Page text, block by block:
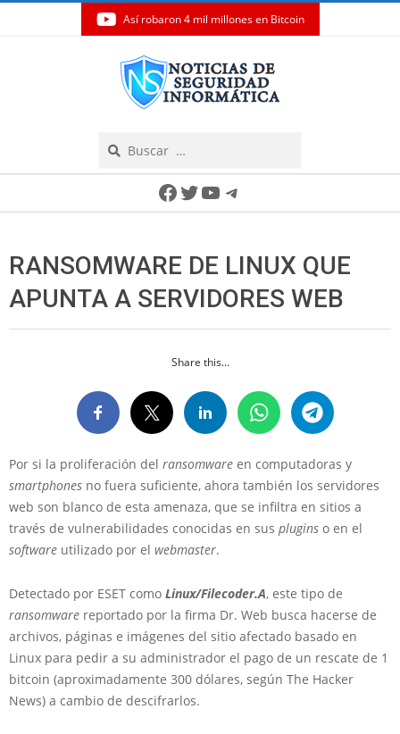
Así robaron 4 mil millones en Bitcoin
Facebook
Twitter
YouTube
Telegram
RANSOMWARE DE LINUX QUE
APUNTA A SERVIDORES WEB
Share this...
Por si la proliferación del ransomware en computadoras y
smartphones no fuera suficiente, ahora también los servidores
web son blanco de esta amenaza, que se infiltra en sitios a
través de vulnerabilidades conocidas en sus plugins o en el
software utilizado por el webmaster.
Detectado por ESET como Linux/Filecoder.A, este tipo de
ransomware reportado por la firma Dr. Web busca hacerse de
archivos, páginas e imágenes del sitio afectado basado en
Linux para pedir a su administrador el pago de un rescate de 1
bitcoin (aproximadamente 300 dólares, según The Hacker
News) a cambio de descifrarlos.